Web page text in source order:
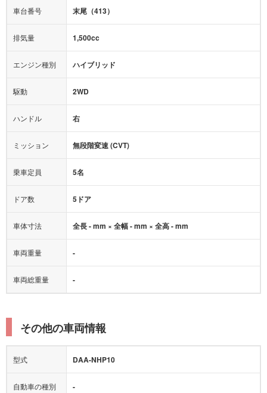
ミュージックプレイヤー接続可
後席モニター
衝撃緩和ヘッドレスト
サポカー
アクセル踏み間違い（誤発進）防止装置
アダプティブクルーズコントロール
ヒルディセントコントロール
オートマチックハイビーム
車台番号 末尾（413）
排気量 1,500cc
エンジン種別 ハイブリッド
駆動 2WD
ハンドル 右
ミッション 無段階変速 (CVT)
乗車定員 5名
ドア数 5ドア
車体寸法 全長 - mm × 全幅 - mm × 全高 - mm
車両重量 -
車両総重量 -
その他の車両情報
型式 DAA-NHP10
自動車の種別 -